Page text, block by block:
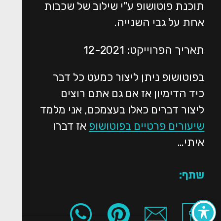
תוכנת פוטושופ ע"י שילוב של שכבות
אחת על גבי השנייה.
תאריך הפרוייקט: 12-2021
בפוטושופ ניתן ליצור כמעט כל דבר
כיד הדימיון אז אם גם אתם רוצים
ליצור דברים כאלו בעצמכם, אני מלמד
שיעורים פרטיים בפוטושופ אז דברו
איתי…
שתף: